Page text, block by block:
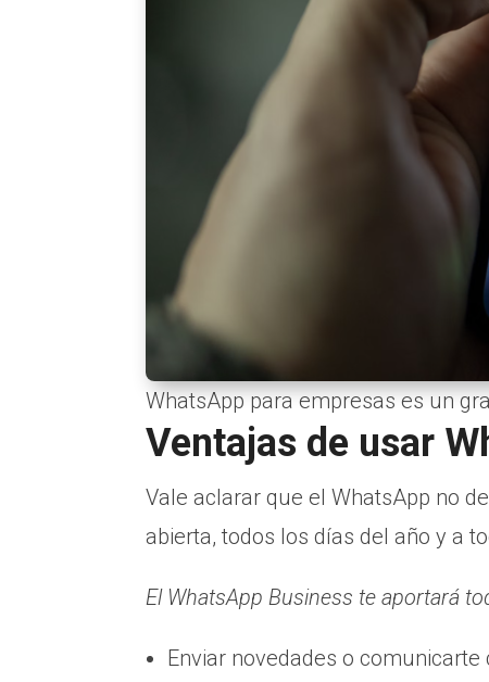
WhatsApp para empresas es un
Ventajas de usar
Vale aclarar que el WhatsApp no
abierta, todos los días del año y a
El WhatsApp Business te aportará
Enviar novedades o